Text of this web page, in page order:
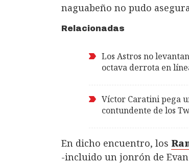
naguabeño no pudo
Relacionadas
Los Astros no
octava derrota en
Víctor Caratini pega
contundente de los
En dicho encuentro, los
-incluido un jonrón de